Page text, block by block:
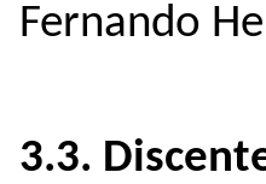
Fernando
3.3.